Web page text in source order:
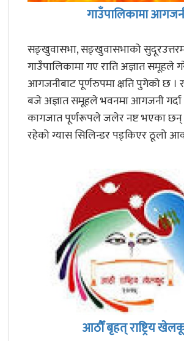
गाउँपालिकामा
सङ्खुवासभा, सङ्खुवासभाको
गाउँपालिकामा गए राति अज्ञात समूहले
आगजनीबाट पूर्णरुपमा क्षति पुगेको छ ।
बजे अज्ञात समूहले भवनमा आगजनी गर्दा
कागजात पूर्णरूपले जलेर नष्ट भएका छन्
रहेको ग्यास सिलिन्डर पड्किएर ठूलो
आठौँ बृहत् राष्ट्रिय